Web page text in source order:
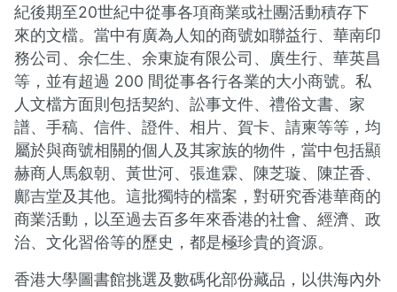
紀後期至20世紀中從事各項商業或社團活動積存下
來的文檔。當中有廣為人知的商號如聯益行、華南印
務公司、余仁生、余東旋有限公司、廣生行、華英昌
等，並有超過 200 間從事各行各業的大小商號。私
人文檔方面則包括契約、訟事文件、禮俗文書、家
譜、手稿、信件、證件、相片、賀卡、請柬等等，均
屬於與商號相關的個人及其家族的物件，當中包括顯
赫商人馬叙朝、黃世河、張進霖、陳芝璇、陳芷香、
鄺吉堂及其他。這批獨特的檔案，對研究香港華商的
商業活動，以至過去百多年來香港的社會、經濟、政
治、文化習俗等的歷史，都是極珍貴的資源。
香港大學圖書館挑選及數碼化部份藏品，以供海內外